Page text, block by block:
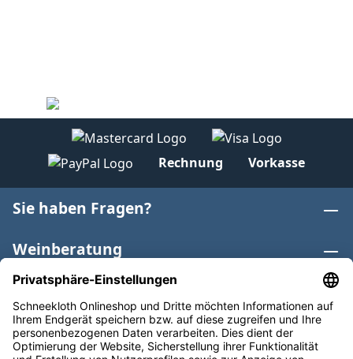
Rechnung Vorkasse
Sie haben Fragen?
Weinberatung
Informationen
Weinkategorien